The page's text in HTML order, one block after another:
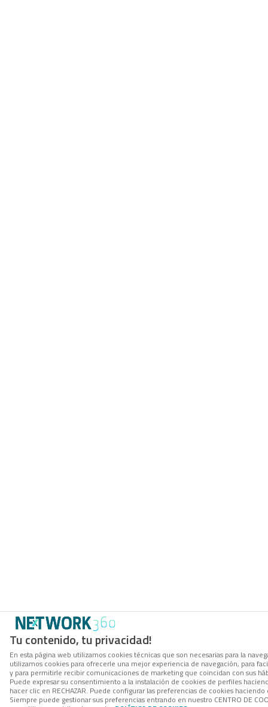
Tu contenido, tu privacidad!
En esta página web utilizamos cookies técnicas que son necesarias para la
utilizamos cookies para ofrecerle una mejor experiencia de navegación, para
y para permitirle recibir comunicaciones de marketing que coincidan con sus
Puede expresar su consentimiento a la instalación de cookies de perfiles
hacer clic en RECHAZAR. Puede configurar las preferencias de cookies haciendo
Siempre puede gestionar sus preferencias entrando en nuestro CENTRO DE